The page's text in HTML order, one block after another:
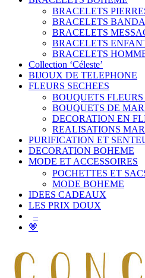
BRACELETS
BRACELETS
BRACELETS
BRACELETS
BRACELETS
Collection ‘Céleste’
BIJOUX DE TELEPHONE
FLEURS SECHEES
BOUQUETS FLEURS
BOUQUETS DE
DECORATION EN
REALISATIONS
PURIFICATION ET
DECORATION BOHEME
MODE ET ACCESSOIRES
POCHETTES ET
MODE BOHEME
IDEES CADEAUX
LES PRIX DOUX
–
🤎